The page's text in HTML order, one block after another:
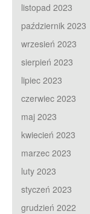
listopad 2023
październik 2023
wrzesień 2023
sierpień 2023
lipiec 2023
czerwiec 2023
maj 2023
kwiecień 2023
marzec 2023
luty 2023
styczeń 2023
grudzień 2022